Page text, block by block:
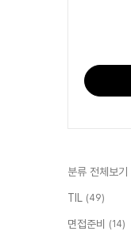
분류 전체보기
TIL (49)
면접준비 (14)